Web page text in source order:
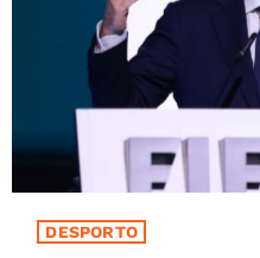
DESPORTO